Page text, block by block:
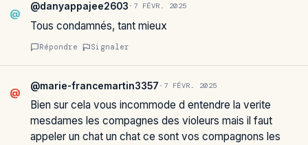
@
@danyappajee2603 · 7 FÉVR. 2025
Tous condamnés, tant mieux
Répondre Signaler
@
@marie-francemartin3357 · 7 FÉVR. 2025
Bien sur cela vous incommode d entendre la verite
mesdames les compagnes des violeurs mais il faut
appeler un chat un chat ce sont vos compagnons les